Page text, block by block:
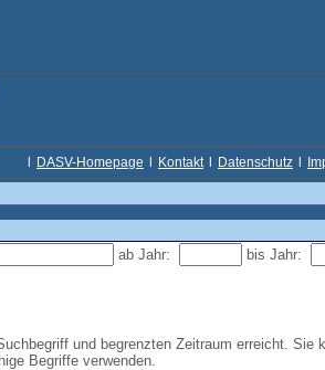
DASV-Homepage Kontakt Datenschutz
ab Jahr:
bis Jahr:
und begrenzten Zeitraum erreicht. Sie
Begriffe verwenden.